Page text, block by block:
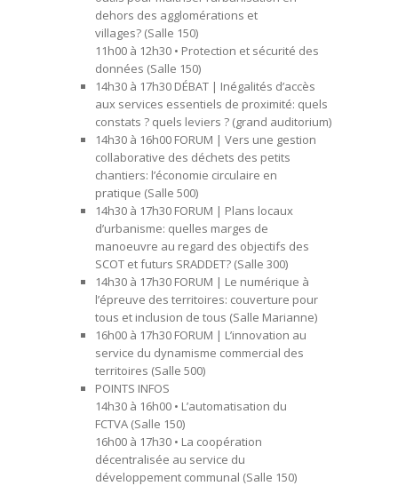
dehors des agglomérations et
villages?(Salle 150)
11h00 à 12h30 • Protection et sécurité des
données (Salle 150)
14h30 à 17h30 DÉBAT | Inégalités d’accès
aux services essentiels de proximité: quels
constats ? quels leviers ?(grand auditorium)
14h30 à 16h00 FORUM | Vers une gestion
collaborative des déchets des petits
chantiers: l’économie circulaire en
pratique (Salle 500)
14h30 à 17h30 FORUM | Plans locaux
d’urbanisme: quelles marges de
manoeuvre au regard des objectifs des
SCOT et futurs SRADDET?(Salle 300)
14h30 à 17h30 FORUM | Le numérique à
l’épreuve des territoires: couverture pour
tous et inclusion de tous (Salle Marianne)
16h00 à 17h30 FORUM | L’innovation au
service du dynamisme commercial des
territoires (Salle 500)
POINTS INFOS
14h30 à 16h00 • L’automatisation du
FCTVA(Salle 150)
16h00 à 17h30 • La coopération
décentralisée au service du
développement communal (Salle 150)